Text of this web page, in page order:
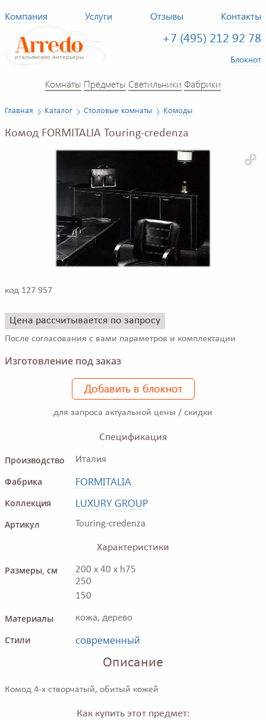
Компания Услуги Отзывы Контакты
+7 (495) 212 92 78
Блокнот
Комнаты Предметы Светильники Фабрики
Главная Каталог Столовые комнаты Комоды
Комод FORMITALIA Touring-credenza
код 127 957
Цена рассчитывается по запросу
После согласования с вами параметров и комплектации
Изготовление под заказ
Добавить в блокнот
для запроса актуальной цены / скидки
Спецификация
Производство
Италия
Фабрика FORMITALIA
Коллекция LUXURY GROUP
Артикул Touring-credenza
Характеристики
Размеры, см
200 x 40 x h75
250
150
Материалы кожа, дерево
Стили современный
Описание
Комод 4-х створчатый, обитый кожей
Как купить этот предмет: